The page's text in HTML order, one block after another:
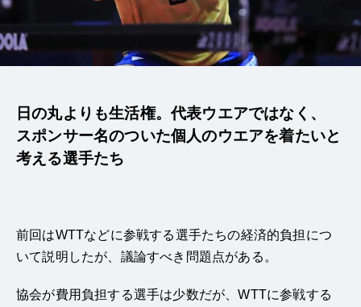
日の丸よりも生活権。代表ウエアではなく、
スポンサー名のついた個人のウエアを着たいと
考える選手たち
前回はWTTなどに参戦する選手たちの経済的負担につ
いて説明したが、議論すべき問題点がある。
協会が費用負担する選手は少数だが、WTTに参戦する